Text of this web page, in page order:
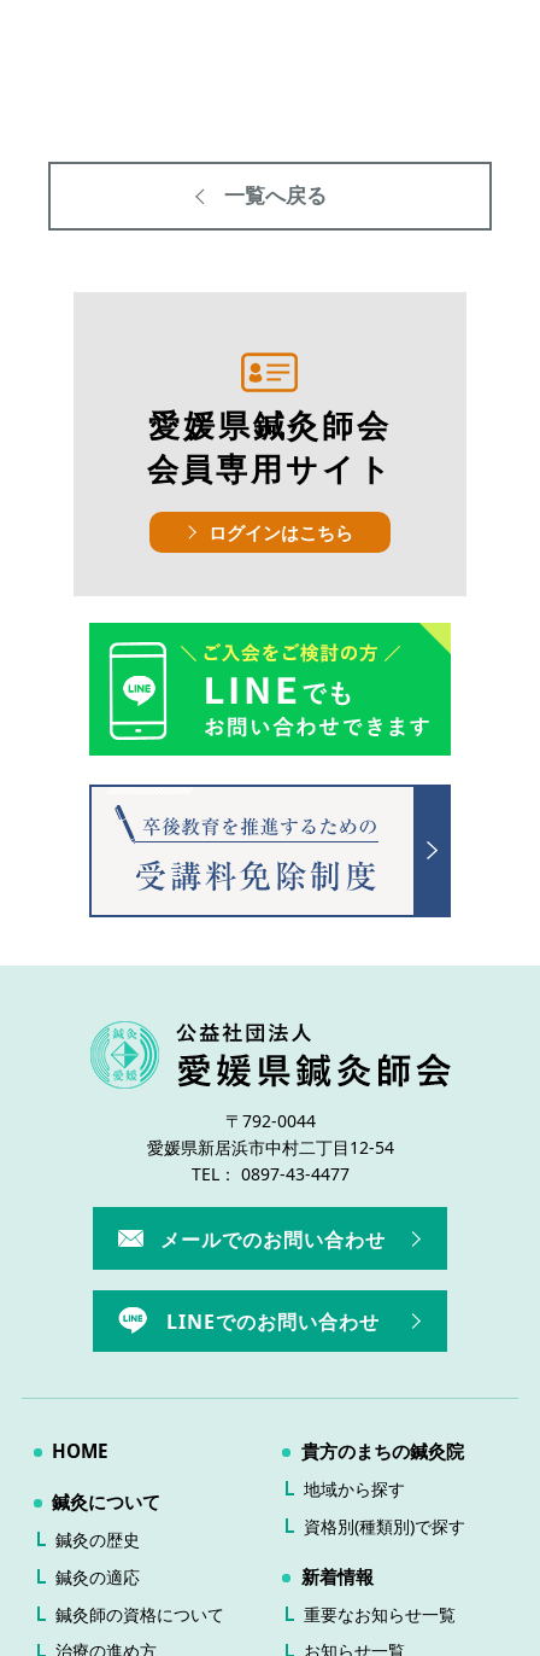
一覧へ戻る
愛媛県鍼灸師会
会員専用サイト
ログインはこちら
〒792-0044
愛媛県新居浜市中村二丁目12-54
TEL： 0897-43-4477
メールでのお問い合わせ
LINEでのお問い合わせ
HOME
鍼灸について
鍼灸の歴史
鍼灸の適応
鍼灸師の資格について
治療の進め方
貴方のまちの鍼灸院
地域から探す
資格別(種類別)で探す
新着情報
重要なお知らせ一覧
お知らせ一覧